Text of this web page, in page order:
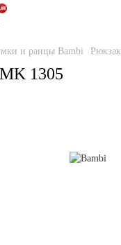
и ранцы Bambi
1305